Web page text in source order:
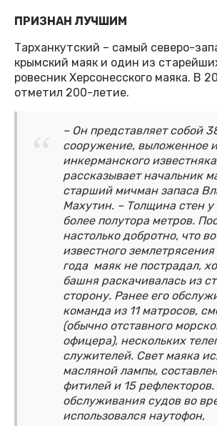
ПРИЗНАН ЛУЧШИМ
Тарханкутский – самый северо-
крымский маяк и один из
ровесник Херсонесского маяка. В
отметил 200-летие.
– Он представляет собой
сооружение, выложенное
инкерманского
рассказывает начальник
старший мичман запаса
Махутин. – Толщина стен у
более полутора метров.
настолько добротно, что
известного землетрясения
года маяк не пострадал,
башня раскачивалась из
сторону. Ранее его
команда из 11 матросов,
(обычно отставного
офицера), нескольких
служителей. Свет маяка
масляной лампы,
фитилей и 15
обслуживания судов во
использовался наутофон,